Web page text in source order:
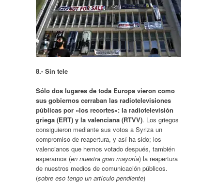
8.- Sin tele
Sólo dos lugares de toda Europa vieron como
sus gobiernos cerraban las radiotelevisiones
públicas por «los recortes»: la radiotelevisión
griega (ERT) y la valenciana (RTVV). Los griegos
consiguieron mediante sus votos a Syriza un
compromiso de reapertura, y así ha sido; los
valencianos que hemos votado después, también
esperamos (en nuestra gran mayoría) la reapertura
de nuestros medios de comunicación públicos.
(sobre eso tengo un artículo pendiente)